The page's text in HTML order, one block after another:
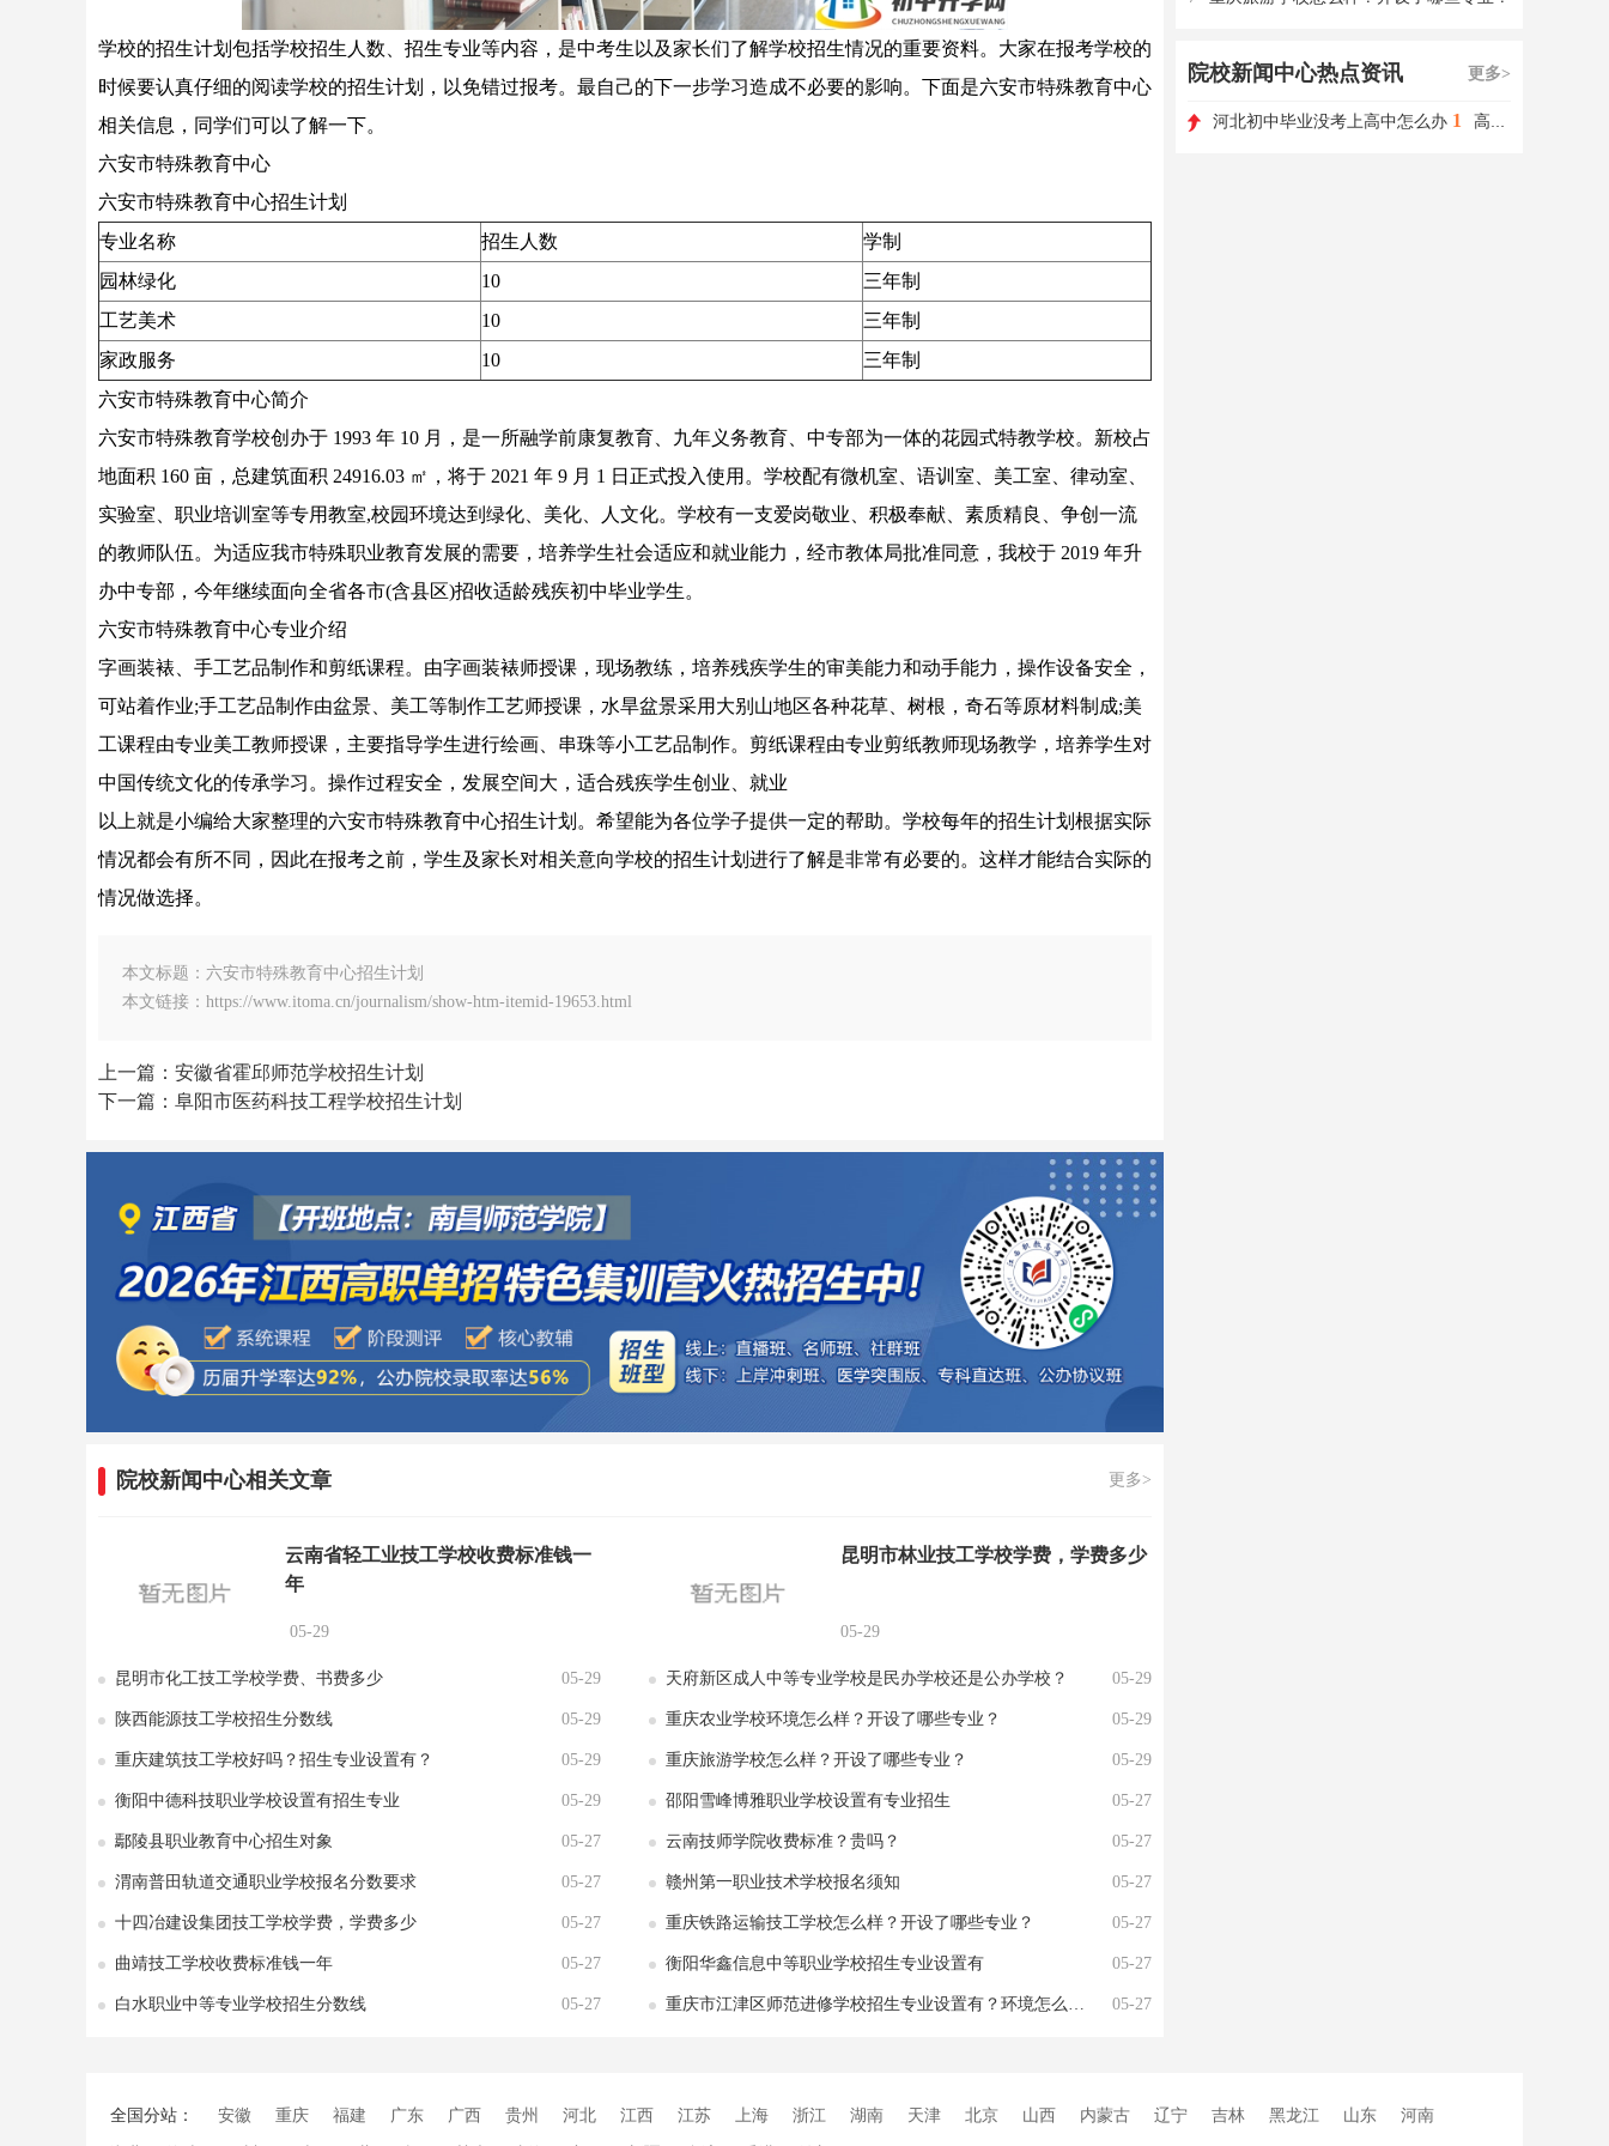
学校的招生计划包括学校招生人数、招生专业等内容，是中考生以及家长们了解学校招生情况的重要资料。大家在报考学校的
时候要认真仔细的阅读学校的招生计划，以免错过报考。最自己的下一步学习造成不必要的影响。下面是六安市特殊教育中心
相关信息，同学们可以了解一下。
六安市特殊教育中心
六安市特殊教育中心招生计划
专业名称
招生人数
学制
园林绿化
10
三年制
工艺美术
10
三年制
家政服务
10
三年制
六安市特殊教育中心简介
六安市特殊教育学校创办于 1993 年 10 月，是一所融学前康复教育、九年义务教育、中专部为一体的花园式特教学校。新校占
地面积 160 亩，总建筑面积 24916.03 ㎡，将于 2021 年 9 月 1 日正式投入使用。学校配有微机室、语训室、美工室、律动室、
实验室、职业培训室等专用教室,校园环境达到绿化、美化、人文化。学校有一支爱岗敬业、积极奉献、素质精良、争创一流
的教师队伍。为适应我市特殊职业教育发展的需要，培养学生社会适应和就业能力，经市教体局批准同意，我校于 2019 年升
办中专部，今年继续面向全省各市(含县区)招收适龄残疾初中毕业学生。
六安市特殊教育中心专业介绍
字画装裱、手工艺品制作和剪纸课程。由字画装裱师授课，现场教练，培养残疾学生的审美能力和动手能力，操作设备安全，
可站着作业;手工艺品制作由盆景、美工等制作工艺师授课，水旱盆景采用大别山地区各种花草、树根，奇石等原材料制成;美
工课程由专业美工教师授课，主要指导学生进行绘画、串珠等小工艺品制作。剪纸课程由专业剪纸教师现场教学，培养学生对
中国传统文化的传承学习。操作过程安全，发展空间大，适合残疾学生创业、就业
以上就是小编给大家整理的六安市特殊教育中心招生计划。希望能为各位学子提供一定的帮助。学校每年的招生计划根据实际
情况都会有所不同，因此在报考之前，学生及家长对相关意向学校的招生计划进行了解是非常有必要的。这样才能结合实际的
情况做选择。
本文标题：六安市特殊教育中心招生计划
本文链接：https://www.itoma.cn/journalism/show-htm-itemid-19653.html
上一篇：安徽省霍邱师范学校招生计划
下一篇：阜阳市医药科技工程学校招生计划
院校新闻中心相关文章 更多>
云南省轻工业技工学校收费标准钱一
年
05-29
昆明市林业技工学校学费，学费多少
05-29
昆明市化工技工学校学费、书费多少 05-29 天府新区成人中等专业学校是民办学校还是公办学校？ 05-29
陕西能源技工学校招生分数线 05-29 重庆农业学校环境怎么样？开设了哪些专业？ 05-29
重庆建筑技工学校好吗？招生专业设置有？ 05-29 重庆旅游学校怎么样？开设了哪些专业？ 05-29
衡阳中德科技职业学校设置有招生专业 05-29 邵阳雪峰博雅职业学校设置有专业招生 05-27
鄢陵县职业教育中心招生对象 05-27 云南技师学院收费标准？贵吗？ 05-27
渭南普田轨道交通职业学校报名分数要求 05-27 赣州第一职业技术学校报名须知 05-27
十四冶建设集团技工学校学费，学费多少 05-27 重庆铁路运输技工学校怎么样？开设了哪些专业？ 05-27
曲靖技工学校收费标准钱一年 05-27 衡阳华鑫信息中等职业学校招生专业设置有 05-27
白水职业中等专业学校招生分数线 05-27 重庆市江津区师范进修学校招生专业设置有？环境怎么样？ 05-27
院校新闻中心热点资讯 更多>
河北初中毕业没考上高中怎么办 1 高职单招如何选择学校和专业?
全国分站： 安徽 重庆 福建 广东 广西 贵州 河北 江西 江苏 上海 浙江 湖南 天津 北京 山西 内蒙古 辽宁 吉林 黑龙江 山东 河南